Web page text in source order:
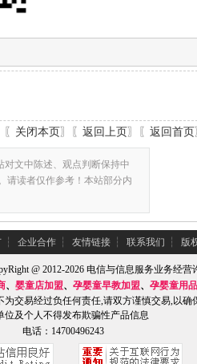
〖 关闭本页〗〖 返回上页〗〖 返回首页
文中陈述、观点判断保持中
请读者仅作参考！本站部分内
┆ 企业合作 ┆ 友情链接 ┆ 联系我们 ┆ 版
@ 2012-2026 电信与信息服务业务经营
、 婴童店加盟、 孕婴童早教加盟、 孕婴童用品
为交易经过负任何责任,请双方谨慎交易,以确
位及个人不得发布欺骗性产品信息
电话：14700496243